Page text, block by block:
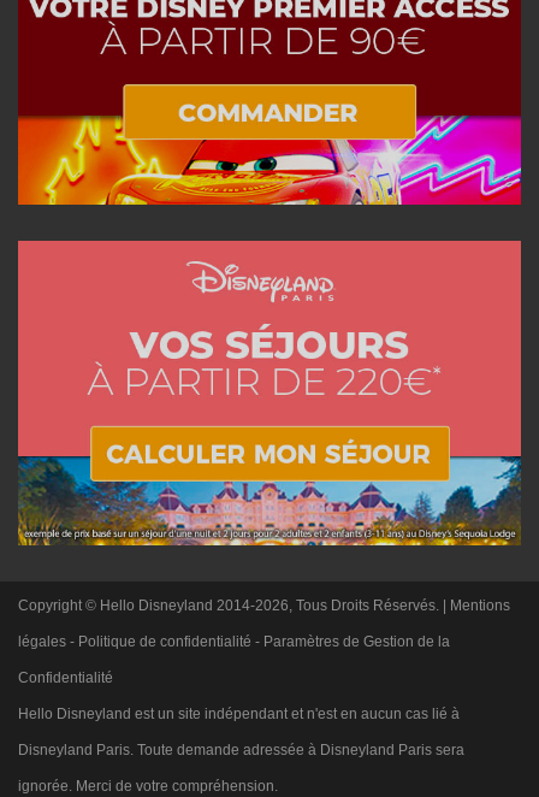
Copyright © Hello Disneyland 2014-2026, Tous Droits Réservés. | Mentions
légales - Politique de confidentialité - Paramètres de Gestion de la
Confidentialité
Hello Disneyland est un site indépendant et n'est en aucun cas lié à
Disneyland Paris. Toute demande adressée à Disneyland Paris sera
ignorée. Merci de votre compréhension.